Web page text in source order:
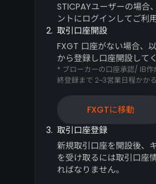
STICPAYユーザーの場合
ントにログインしてご利
2. 取引口座開設
FXGT 口座がない場合、
から登録し口座開設して
* ブローカーの口座承認/ IB作
終登録まで 2~3営業日程かか
FXGTに移動
3. 取引口座登録
新規取引口座を開設後、
を受け取るには取引口座
ればなりません。